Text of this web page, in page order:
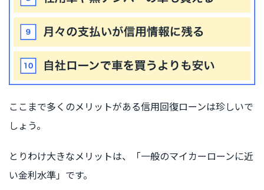
ここまで多くのメリットがある信用回復ローンは珍しいで
しょう。
とりわけ大きなメリットは、「一般のマイカーローンに近
い金利水準」です。